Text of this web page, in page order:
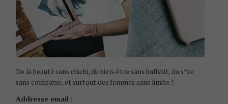
De la beauté sans chichi, du bien-être sans bullshit, du s*xe
sans complexe, et surtout des femmes sans limite !
Addresse email :